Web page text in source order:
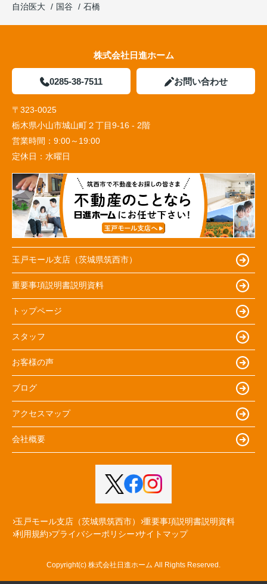
自治医大
国谷 石橋
株式会社日進ホーム
0285-38-7511 お問い合わせ
〒323-0025
栃木県小山市城山町２丁目9-16 - 2階
営業時間： 9:00～19:00
定休日： 水曜日
玉戸モール支店（茨城県筑西市）
重要事項説明書説明資料
トップページ
スタッフ
お客様の声
ブログ
アクセスマップ
会社概要
玉戸モール支店（茨城県筑西市）
重要事項説明書説明資料
利用規約 プライバシーポリシー サイトマップ
Copyright(c) 株式会社日進ホーム All Rights Reserved.